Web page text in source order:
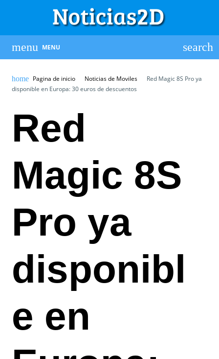
MENU
Pagina de inicio Noticias de Moviles
Red Magic 8S Pro ya
disponible en Europa: 30 euros de descuentos
Red
Magic 8S
Pro ya
disponibl
e en